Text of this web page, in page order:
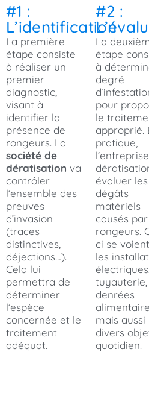
#1 :
L’identification
La première
étape consiste
à réaliser un
premier
diagnostic,
visant à
identifier la
présence de
rongeurs. La
société de
dératisation va
contrôler
l’ensemble des
preuves
d’invasion
(traces
distinctives,
déjections…).
Cela lui
permettra de
déterminer
l’espèce
concernée et le
traitement
adéquat.
#2 :
La
étape
à
degré
pour
le
approprié.
pratique,
évaluer les
dégâts
matériels
causés
rongeurs.
ci se
les
tuyauterie,
denrées
mais aussi
divers
quotidien.